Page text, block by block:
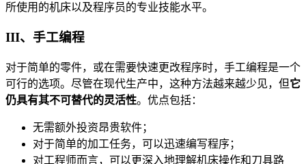
所使用的机床以及程序员的专业技能水平。
III、手工编程
对于简单的零件，或在需要快速更改程序时，手工编程是一个
可行的选项。尽管在现代生产中，这种方法越来越少见，但它
仍具有其不可替代的灵活性。优点包括：
无需额外投资昂贵软件；
对于简单的加工任务，可以迅速编写程序；
对工程师而言，可以更深入地理解机床操作和刀具路